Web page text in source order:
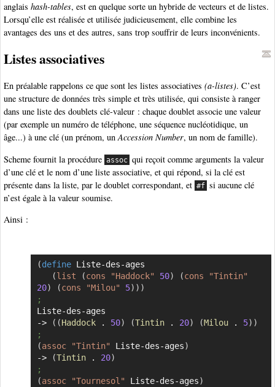
anglais hash-tables, est en quelque sorte un hybride de vecteurs et de listes.
Lorsqu’elle est réalisée et utilisée judicieusement, elle combine les
avantages des uns et des autres, sans trop souffrir de leurs inconvénients.
Listes associatives
En préalable rappelons ce que sont les listes associatives (a-listes). C’est
une structure de données très simple et très utilisée, qui consiste à ranger
dans une liste des doublets clé-valeur : chaque doublet associe une valeur
(par exemple un numéro de téléphone, une séquence nucléotidique, un
âge...) à une clé (un prénom, unAccession Number, un nom de famille).
Scheme fournit la procédure assoc qui reçoit comme arguments la valeur
d’une clé et le nom d’une liste associative, et qui répond, si la clé est
présente dans la liste, par le doublet correspondant, et #f si aucune clé
n’est égale à la valeur soumise.
Ainsi :
(define Liste-des-ages
(list (cons "Haddock" 50) (cons
"Tintin"
20) (cons "Milou" 5) ) )
;
Liste-des-ages
->
( (Haddock . 50) (Tintin . 20) (Milou . 5) )
;
(assoc "Tintin" Liste-des-ages)
->
(Tintin . 20)
;
(assoc "Tournesol" Liste-des-ages)